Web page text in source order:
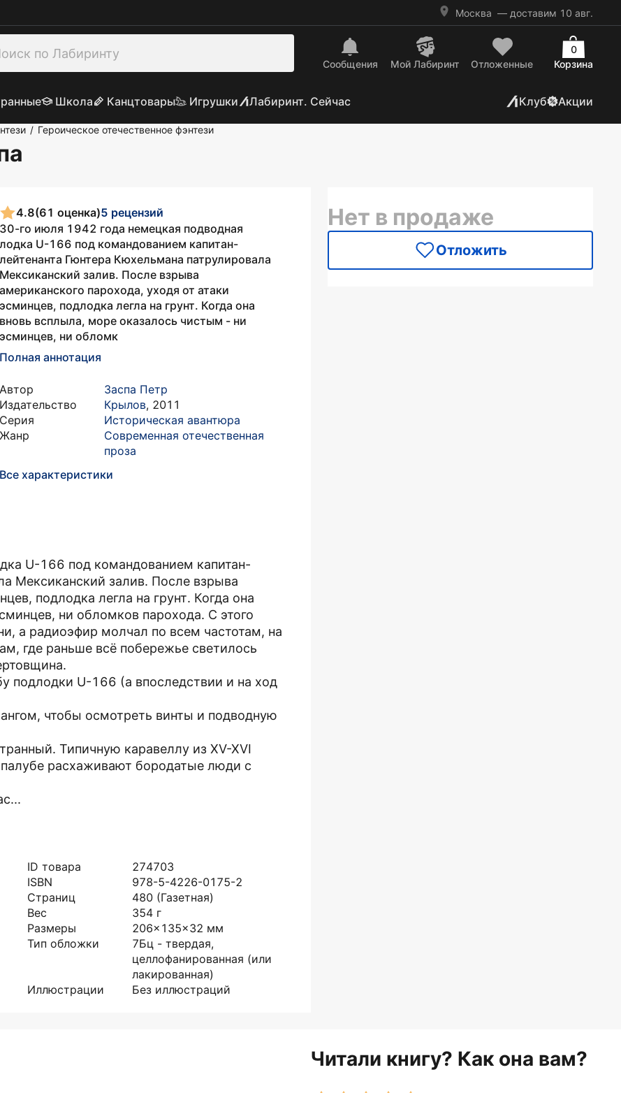
Москва — доставим 10 авг.
Сообщения Mой Лабиринт Отложенные Корзина
0
Школа Канцтовары Игрушки Лабиринт. Сейчас Клуб Акции
/ Героическое отечественное фэнтези
4.8(61 оценка)5 рецензий
30-го июля 1942 года немецкая подводная
лодка U-166 под командованием капитан-
лейтенанта Гюнтера Кюхельмана патрулировала
Мексиканский залив. После взрыва
американского парохода, уходя от атаки
эсминцев, подлодка легла на грунт. Когда она
вновь всплыла, море оказалось чистым - ни
эсминцев, ни обломк
Полная аннотация
Автор
Заспа Петр
Издательство
Крылов, 2011
Серия
Историческая авантюра
Жанр
Современная отечественная
проза
Все характеристики
U-166 под командованием капитан-
Мексиканский залив. После взрыва
подлодка легла на грунт. Когда она
ни обломков парохода. С этого
а радиоэфир молчал по всем частотам, на
где раньше всё побережье светилось
подлодки U-166 (а впоследствии и на ход
чтобы осмотреть винты и подводную
Типичную каравеллу из XV-XVI
расхаживают бородатые люди с
ID товара
274703
ISBN
978-5-4226-0175-2
Страниц
480 (Газетная)
Вес
354 г
Размеры
206x135x32 мм
Тип обложки
7Бц - твердая,
целлофанированная (или
лакированная)
Иллюстрации
Без иллюстраций
Нет в продаже
Отложить
Читали книгу? Как она вам?